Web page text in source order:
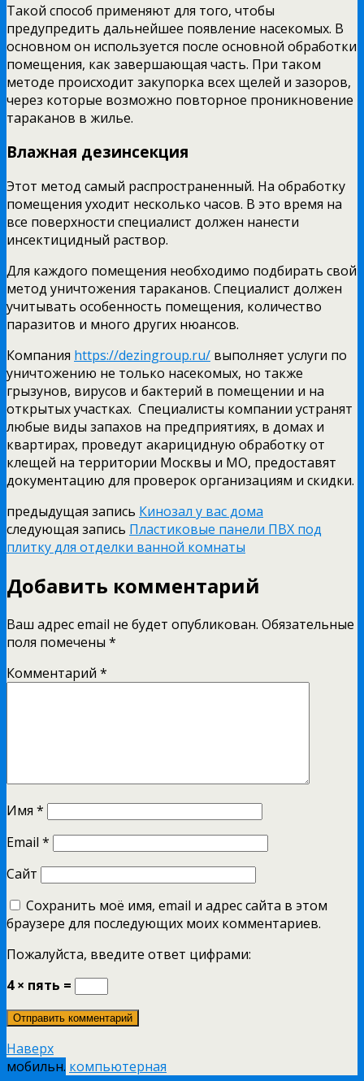
Такой способ применяют для того, чтобы
предупредить дальнейшее появление насекомых. В
основном он используется после основной обработки
помещения, как завершающая часть. При таком
методе происходит закупорка всех щелей и зазоров,
через которые возможно повторное проникновение
тараканов в жилье.
Влажная дезинсекция
Этот метод самый распространенный. На обработку
помещения уходит несколько часов. В это время на
все поверхности специалист должен нанести
инсектицидный раствор.
Для каждого помещения необходимо подбирать свой
метод уничтожения тараканов. Специалист должен
учитывать особенность помещения, количество
паразитов и много других нюансов.
Компания https://dezingroup.ru/ выполняет услуги по
уничтожению не только насекомых, но также
грызунов, вирусов и бактерий в помещении и на
открытых участках. Специалисты компании устранят
любые виды запахов на предприятиях, в домах и
квартирах, проведут акарицидную обработку от
клещей на территории Москвы и МО, предоставят
документацию для проверок организациям и скидки.
предыдущая запись Кинозал у вас дома
следующая запись Пластиковые панели ПВХ под
плитку для отделки ванной комнаты
Добавить комментарий
Ваш адрес email не будет опубликован. Обязательные
поля помечены *
Комментарий *
Имя *
Email *
Сайт
Сохранить моё имя, email и адрес сайта в этом
браузере для последующих моих комментариев.
Пожалуйста, введите ответ цифрами:
4 × пять =
Наверх
мобильн. компьютерная